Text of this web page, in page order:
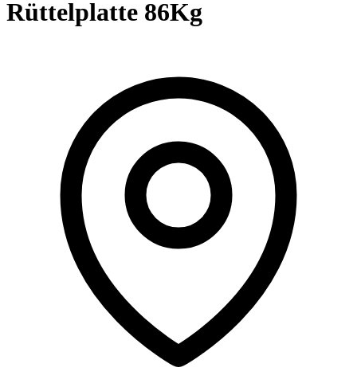
Rüttelplatte 86Kg